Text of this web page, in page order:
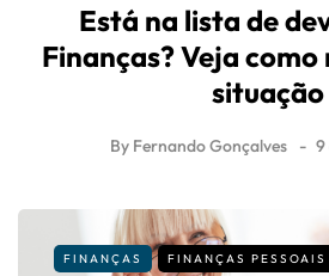
Está na lista de
Finanças? Veja
situação
By Fernando Gonçalves 9
FINANÇAS FINANÇAS PESSOAIS